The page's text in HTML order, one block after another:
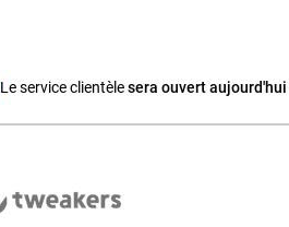
Le service clientèlesera ouvert aujourd'hui